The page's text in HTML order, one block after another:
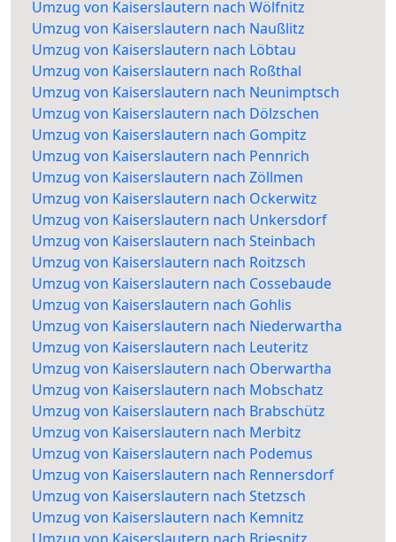
Umzug von Kaiserslautern nach Wölfnitz
Umzug von Kaiserslautern nach Naußlitz
Umzug von Kaiserslautern nach Löbtau
Umzug von Kaiserslautern nach Roßthal
Umzug von Kaiserslautern nach Neunimptsch
Umzug von Kaiserslautern nach Dölzschen
Umzug von Kaiserslautern nach Gompitz
Umzug von Kaiserslautern nach Pennrich
Umzug von Kaiserslautern nach Zöllmen
Umzug von Kaiserslautern nach Ockerwitz
Umzug von Kaiserslautern nach Unkersdorf
Umzug von Kaiserslautern nach Steinbach
Umzug von Kaiserslautern nach Roitzsch
Umzug von Kaiserslautern nach Cossebaude
Umzug von Kaiserslautern nach Gohlis
Umzug von Kaiserslautern nach Niederwartha
Umzug von Kaiserslautern nach Leuteritz
Umzug von Kaiserslautern nach Oberwartha
Umzug von Kaiserslautern nach Mobschatz
Umzug von Kaiserslautern nach Brabschütz
Umzug von Kaiserslautern nach Merbitz
Umzug von Kaiserslautern nach Podemus
Umzug von Kaiserslautern nach Rennersdorf
Umzug von Kaiserslautern nach Stetzsch
Umzug von Kaiserslautern nach Kemnitz